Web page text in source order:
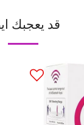
قد يعجبك